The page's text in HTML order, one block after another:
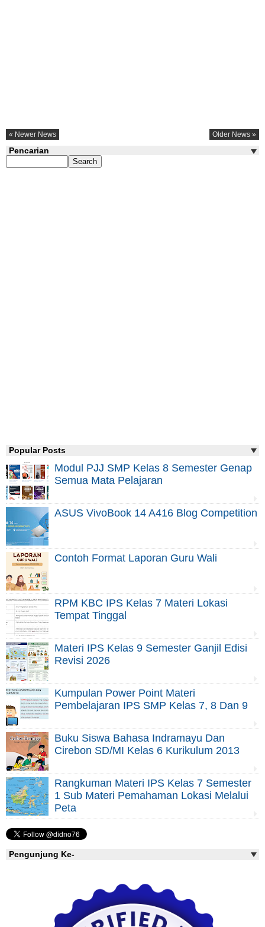
« Newer News Older News »
Pencarian
Popular Posts
Modul PJJ SMP Kelas 8 Semester Genap
Semua Mata Pelajaran
ASUS VivoBook 14 A416 Blog Competition
Contoh Format Laporan Guru Wali
RPM KBC IPS Kelas 7 Materi Lokasi
Tempat Tinggal
Materi IPS Kelas 9 Semester Ganjil Edisi
Revisi 2026
Kumpulan Power Point Materi
Pembelajaran IPS SMP Kelas 7, 8 Dan 9
Buku Siswa Bahasa Indramayu Dan
Cirebon SD/MI Kelas 6 Kurikulum 2013
Rangkuman Materi IPS Kelas 7 Semester
1 Sub Materi Pemahaman Lokasi Melalui
Peta
Pengunjung Ke-